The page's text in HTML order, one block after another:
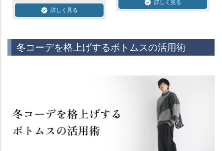
詳しく見る
詳しく見る
冬コーデを格上げするボトムスの活用術